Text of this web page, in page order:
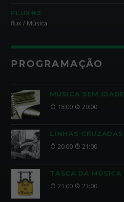
FLUX#3
flux / Música
PROGRAMAÇÃO
MÚSICA SEM IDADE
18:00 20:00
LINHAS CRUZADAS
20:00 21:00
TASCA DA MÚSICA
21:00 23:00